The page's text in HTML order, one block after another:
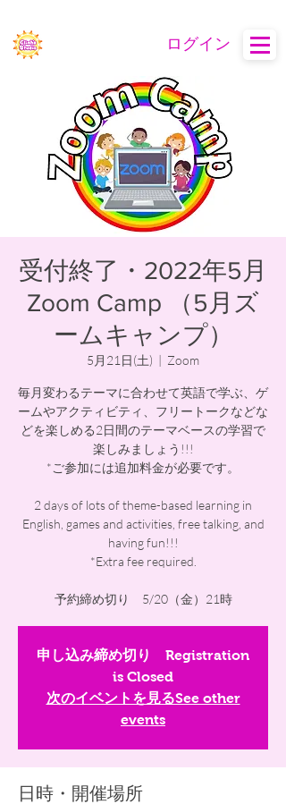
ログイン
受付終了・2022年5月
Zoom Camp （5月ズ
ームキャンプ）
5月21日(土)
  |
Zoom
毎月変わるテーマに合わせて英語で学ぶ、ゲ
ームやアクティビティ、フリートークなどな
どを楽しめる2日間のテーマベースの学習で
楽しみましょう!!!
*ご参加には追加料金が必要です。
2 days of lots of theme-based learning in
English, games and activities, free talking, and
having fun!!!
*Extra fee required.
予約締め切り 5/20（金）21時
申し込み締め切り Registration
is Closed
次のイベントを見るSee other
events
日時・開催場所